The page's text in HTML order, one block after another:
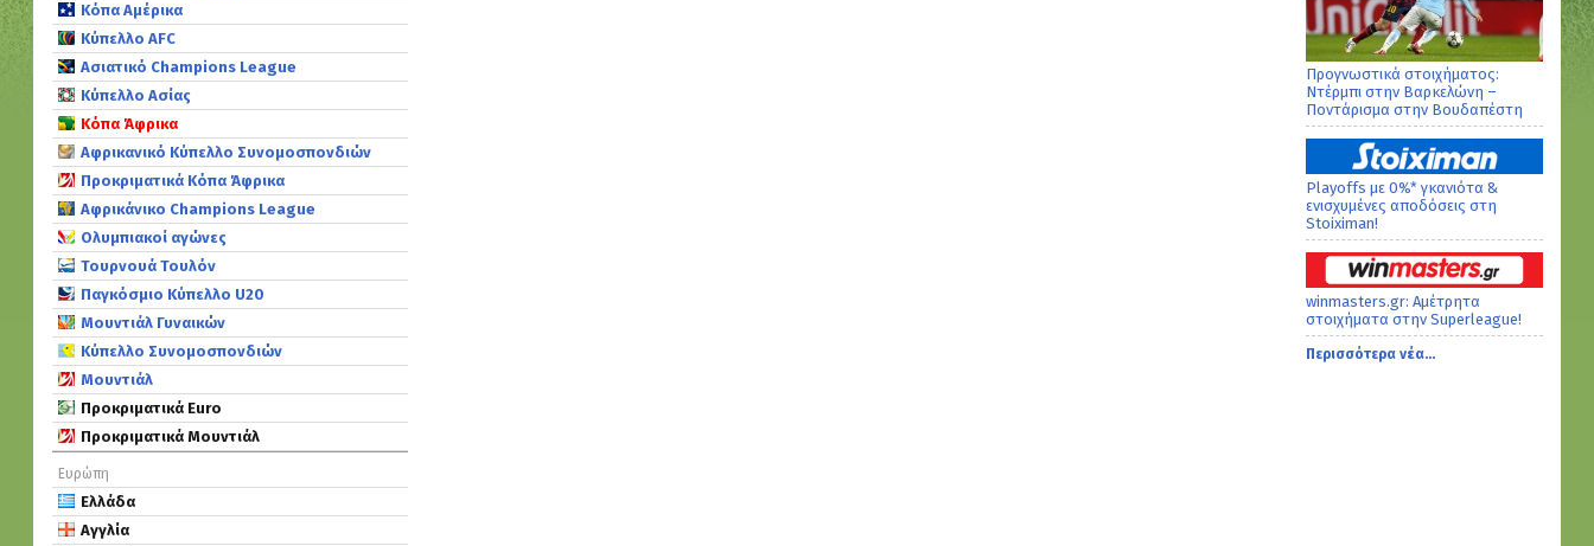
Κόπα Αμέρικα
Κύπελλο AFC
Ασιατικό Champions League
Κύπελλο Ασίας
Κόπα Άφρικα
Αφρικανικό Κύπελλο Συνομοσπονδιών
Προκριματικά Κόπα Άφρικα
Αφρικάνικο Champions League
Ολυμπιακοί αγώνες
Τουρνουά Τουλόν
Παγκόσμιο Κύπελλο U20
Μουντιάλ Γυναικών
Κύπελλο Συνομοσπονδιών
Μουντιάλ
Προκριματικά Euro
Προκριματικά Μουντιάλ
Ευρώπη
Ελλάδα
Αγγλία
Προγνωστικά στοιχήματος:
Ντέρμπι στην Βαρκελώνη –
Ποντάρισμα στην Βουδαπέστη
Playoffs με 0%* γκανιότα &
ενισχυμένες αποδόσεις στη
Stoiximan!
winmasters.gr: Αμέτρητα
στοιχήματα στην Superleague!
Περισσότερα νέα...